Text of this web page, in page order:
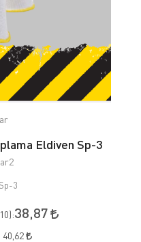
Eldiven Sp-3
3
):38,87
40,62